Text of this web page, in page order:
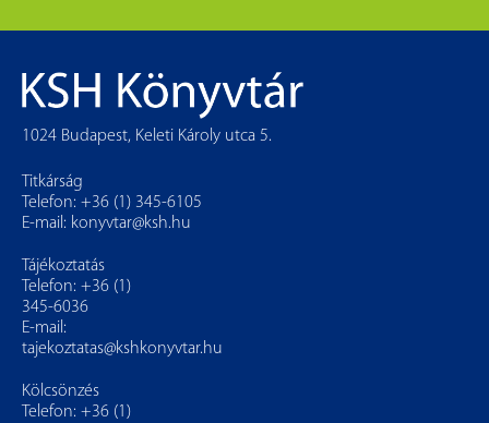
1024 Budapest, Keleti Károly utca 5.
Titkárság
Telefon: +36 (1) 345-6105
E-mail: konyvtar@ksh.hu
Tájékoztatás
Telefon: +36 (1)
345-6036
E-mail:
tajekoztatas@kshkonyvtar.hu
Kölcsönzés
Telefon: +36 (1)